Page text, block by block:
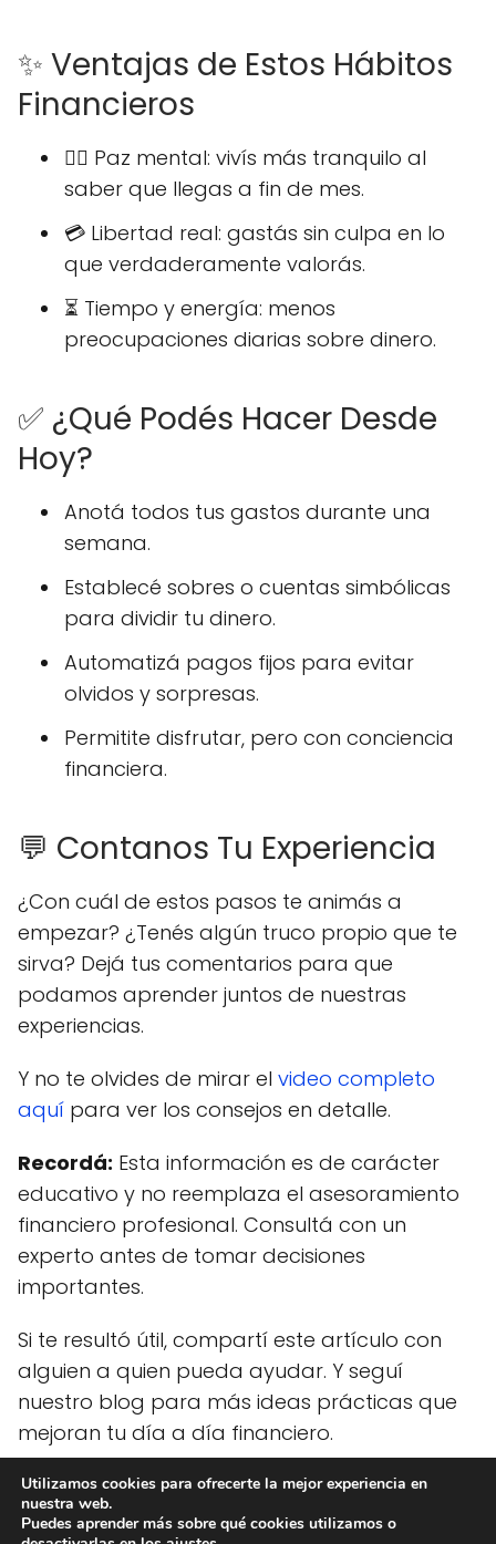
✨ Ventajas de Estos Hábitos
Financieros
🧘‍♀️ Paz mental: vivís más tranquilo al
saber que llegas a fin de mes.
💳 Libertad real: gastás sin culpa en lo
que verdaderamente valorás.
⏳ Tiempo y energía: menos
preocupaciones diarias sobre dinero.
✅ ¿Qué Podés Hacer Desde
Hoy?
Anotá todos tus gastos durante una
semana.
Establecé sobres o cuentas simbólicas
para dividir tu dinero.
Automatizá pagos fijos para evitar
olvidos y sorpresas.
Permitite disfrutar, pero con conciencia
financiera.
💬 Contanos Tu Experiencia
¿Con cuál de estos pasos te animás a
empezar? ¿Tenés algún truco propio que te
sirva? Dejá tus comentarios para que
podamos aprender juntos de nuestras
experiencias.
Y no te olvides de mirar el video completo
aquí para ver los consejos en detalle.
Recordá: Esta información es de carácter
educativo y no reemplaza el asesoramiento
financiero profesional. Consultá con un
experto antes de tomar decisiones
importantes.
Si te resultó útil, compartí este artículo con
alguien a quien pueda ayudar. Y seguí
nuestro blog para más ideas prácticas que
mejoran tu día a día financiero.
Ideas Dinero blog
Gano lo mismo que mi vecino pero él sí
Utilizamos cookies para ofrecerte la mejor experiencia en
nuestra web.
Puedes aprender más sobre qué cookies utilizamos o